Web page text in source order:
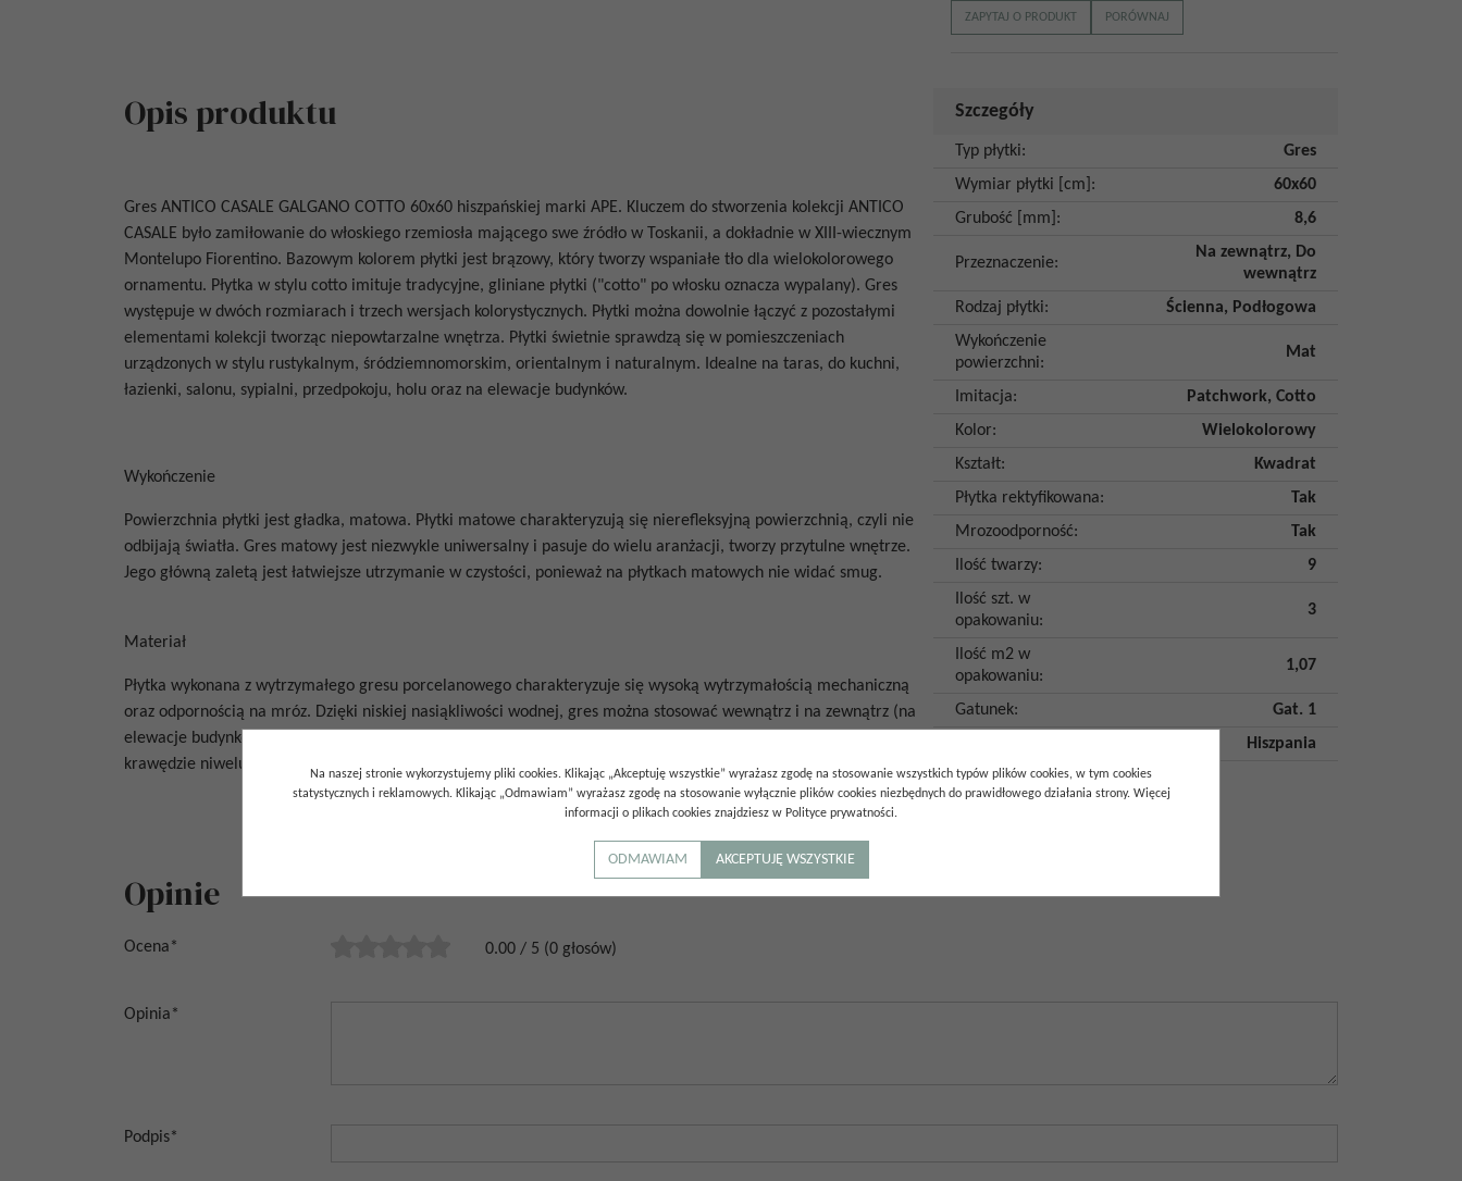
ZAPYTAJ O PRODUKT PORÓWNAJ
Opis produktu
Gres ANTICO CASALE GALGANO COTTO 60x60 hiszpańskiej marki APE. Kluczem do stworzenia kolekcji ANTICO
CASALE było zamiłowanie do włoskiego rzemiosła mającego swe źródło w Toskanii, a dokładnie w XIII-wiecznym
Montelupo Fiorentino. Bazowym kolorem płytki jest brązowy, który tworzy wspaniałe tło dla wielokolorowego
ornamentu. Płytka w stylu cotto imituje tradycyjne, gliniane płytki ("cotto" po włosku oznacza wypalany). Gres
występuje w dwóch rozmiarach i trzech wersjach kolorystycznych. Płytki można dowolnie łączyć z pozostałymi
elementami kolekcji tworząc niepowtarzalne wnętrza. Płytki świetnie sprawdzą się w pomieszczeniach
urządzonych w stylu rustykalnym, śródziemnomorskim, orientalnym i naturalnym. Idealne na taras, do kuchni,
łazienki, salonu, sypialni, przedpokoju, holu oraz na elewacje budynków.
Wykończenie
Powierzchnia płytki jest gładka, matowa. Płytki matowe charakteryzują się nierefleksyjną powierzchnią, czyli nie
odbijają światła. Gres matowy jest niezwykle uniwersalny i pasuje do wielu aranżacji, tworzy przytulne wnętrze.
Jego główną zaletą jest łatwiejsze utrzymanie w czystości, ponieważ na płytkach matowych nie widać smug.
Materiał
Płytka wykonana z wytrzymałego gresu porcelanowego charakteryzuje się wysoką wytrzymałością mechaniczną
oraz odpornością na mróz. Dzięki niskiej nasiąkliwości wodnej, gres można stosować wewnątrz i na zewnątrz (na
elewacje budynków).
krawędzie niwelują różnice w rozmiarach płytek i pozwalają na zastosowanie wąskiej fugi.
Szczegóły
Typ płytki:
Gres
Wymiar płytki [cm] :
60x60
Grubość [mm] : 8,6
Przeznaczenie:
Na zewnątrz, Do
wewnątrz
Rodzaj płytki: Ścienna, Podłogowa
Wykończenie
powierzchni:
Mat
Imitacja: Patchwork, Cotto
Kolor:
Wielokolorowy
Kształt:
Kwadrat
Płytka rektyfikowana:
Tak
Mrozoodporność:
Tak
Ilość twarzy:
9
Ilość szt. w
opakowaniu:
3
Ilość m2 w
opakowaniu:
1,07
Gatunek:
Gat. 1
Hiszpania
Opinie
Ocena* 0.00 / 5 (0 głosów)
Opinia*
Podpis*
Na naszej stronie wykorzystujemy pliki cookies. Klikając „Akceptuję wszystkie” wyrażasz zgodę na stosowanie wszystkich typów plików cookies, w tym cookies
statystycznych i reklamowych. Klikając „Odmawiam” wyrażasz zgodę na stosowanie wyłącznie plików cookies niezbędnych do prawidłowego działania strony. Więcej
informacji o plikach cookies znajdziesz w Polityce prywatności.
ODMAWIAM AKCEPTUJĘ WSZYSTKIE